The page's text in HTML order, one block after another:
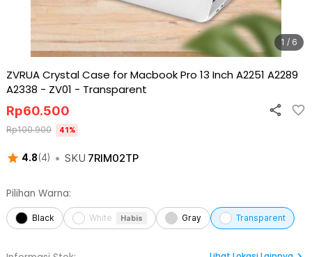
1 / 6
ZVRUA Crystal Case for Macbook Pro 13 Inch A2251 A2289
A2338 - ZV01 - Transparent
4.8(4) • SKU 7RIM02TP
Rp60.500
Rp100.900 41%
Pilihan Warna:
Black White Habis Gray Transparent